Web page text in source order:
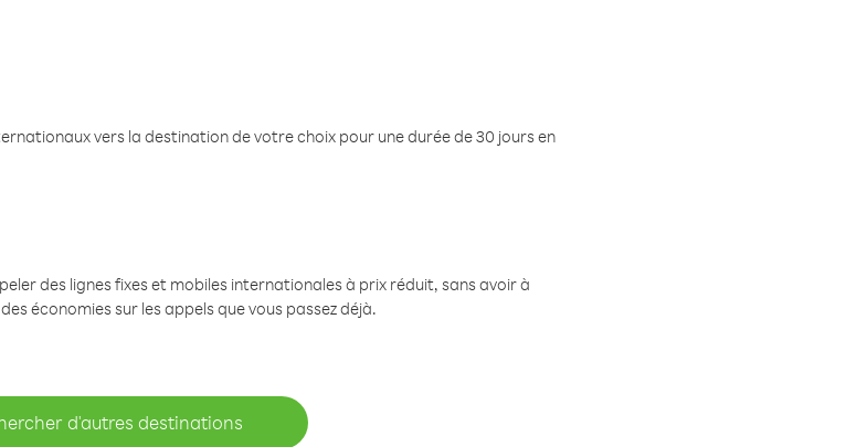
vers la destination de votre choix pour une durée de 30 jours en
des lignes fixes et mobiles internationales à prix réduit, sans avoir à
économies sur les appels que vous passez déjà.
d'autres destinations